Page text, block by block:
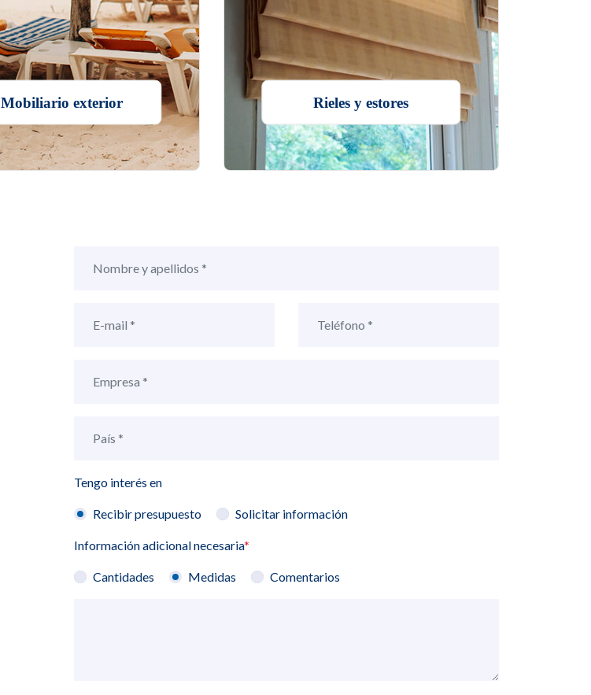
Mobiliario exterior Rieles y estores
Tengo interés en
Recibir presupuesto Solicitar información
Información adicional necesaria*
Cantidades Medidas Comentarios